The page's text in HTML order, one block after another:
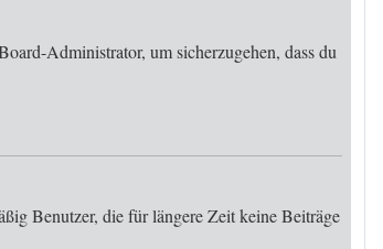
Administrator, um sicherzugehen, dass du
Benutzer, die für längere Zeit keine Beiträge